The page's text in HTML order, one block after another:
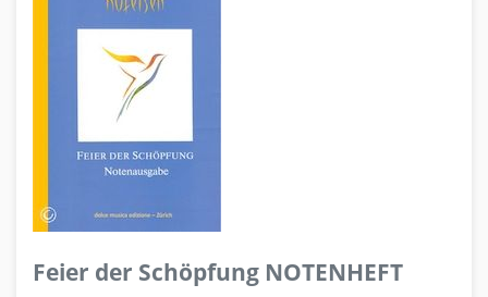
Feier der Schöpfung NOTENHEFT